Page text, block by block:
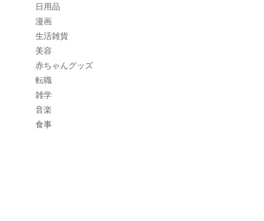
日用品
漫画
生活雑貨
美容
赤ちゃんグッズ
転職
雑学
音楽
食事